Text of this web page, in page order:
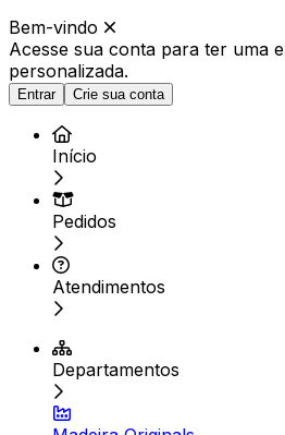
Bem-vindo
Acesse sua conta para ter uma
personalizada.
Entrar Crie sua conta
Início
Pedidos
Atendimentos
Departamentos